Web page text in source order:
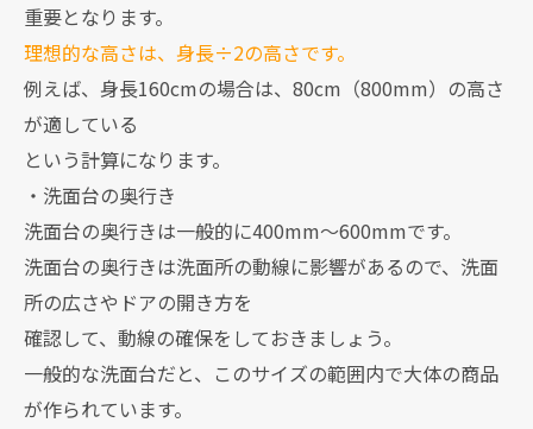
重要となります。
理想的な高さは、身長÷2の高さです。
例えば、身長160cmの場合は、80cm（800mm）の高さ
が適している
という計算になります。
・洗面台の奥行き
洗面台の奥行きは一般的に400mm～600mmです。
洗面台の奥行きは洗面所の動線に影響があるので、洗面
所の広さやドアの開き方を
確認して、動線の確保をしておきましょう。
一般的な洗面台だと、このサイズの範囲内で大体の商品
が作られています。